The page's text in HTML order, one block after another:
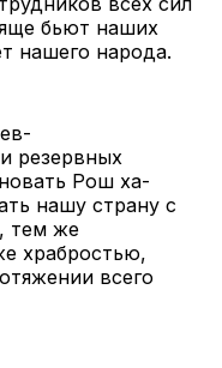
бьют наших
нашего народа.
резервных
Рош ха-
нашу страну с
тем же
храбростью,
всего